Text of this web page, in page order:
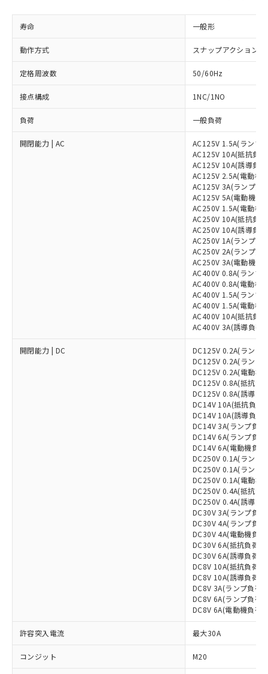
寿命 一般形
動作方式 スナップアクション
定格周波数 50/60Hz
接点構成 1NC/1NO
負荷 一般負荷
開閉能力 | AC
AC125V 1.5A(ランプ
AC125V 10A(抵抗負
AC125V 10A(誘導負
AC125V 2.5A(電動機
AC125V 3A(ランプ負
AC125V 5A(電動機負
AC250V 1.5A(電動機
AC250V 10A(抵抗負
AC250V 10A(誘導負
AC250V 1A(ランプ負
AC250V 2A(ランプ負
AC250V 3A(電動機負
AC400V 0.8A(ランプ
AC400V 0.8A(電動機
AC400V 1.5A(ランプ
AC400V 1.5A(電動機
AC400V 10A(抵抗負
AC400V 3A(誘導負荷)
開閉能力 | DC
DC125V 0.2A(ランプ
DC125V 0.2A(ランプ
DC125V 0.2A(電動機
DC125V 0.8A(抵抗負
DC125V 0.8A(誘導負
DC14V 10A(抵抗負荷)
DC14V 10A(誘導負荷)
DC14V 3A(ランプ負
DC14V 6A(ランプ負
DC14V 6A(電動機負
DC250V 0.1A(ランプ
DC250V 0.1A(ランプ
DC250V 0.1A(電動機
DC250V 0.4A(抵抗負
DC250V 0.4A(誘導負
DC30V 3A(ランプ負
DC30V 4A(ランプ負
DC30V 4A(電動機負
DC30V 6A(抵抗負荷)
DC30V 6A(誘導負荷)
DC8V 10A(抵抗負荷)
DC8V 10A(誘導負荷)
DC8V 3A(ランプ負荷
DC8V 6A(ランプ負荷
DC8V 6A(電動機負荷)
許容突入電流 最大30A
コンジット M20
以下の条件をお読みいただき、同意のうえ
ご利用ください。
対応済み：EU RoHS指令（10物質）の
非含有に対応した製品が提供可能な商品で
対応予定：EU RoHS指令（10物質）の非含
有に対応した製品に切り替える予定のある
対応予定なし：EU RoHS指令（10物質）の
非含有に非対応の商品で、対応品を出す予
定はありません。